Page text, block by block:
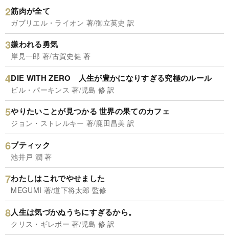
筋肉が全て
ガブリエル・ライオン 著/御立英史 訳
嫌われる勇気
岸見一郎 著/古賀史健 著
DIE WITH ZERO 人生が豊かになりすぎる究極のルール
ビル・パーキンス 著/児島 修 訳
やりたいことが見つかる 世界の果てのカフェ
ジョン・ストレルキー 著/鹿田昌美 訳
ブティック
池井戸 潤 著
わたしはこれでやせました
MEGUMI 著/道下将太郎 監修
人生は気づかぬうちにすぎるから。
クリス・ギレボー 著/児島 修 訳